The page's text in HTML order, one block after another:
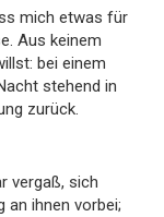
mich etwas für
Aus keinem
bei einem
stehend in
zurück.
vergaß, sich
an ihnen vorbei;